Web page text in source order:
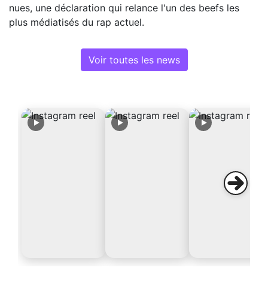
nues, une déclaration qui relance l'un des beefs les
plus médiatisés du rap actuel.
Voir toutes les news